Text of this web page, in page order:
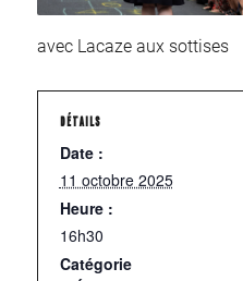
avec Lacaze aux sottises
DÉTAILS
Date :
11 octobre 2025
Heure :
16h30
Catégorie